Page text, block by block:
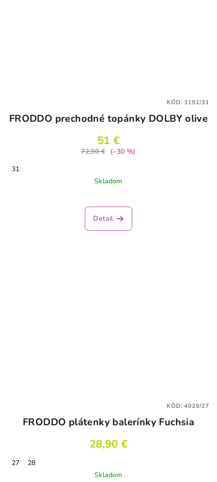
FRODDO prechodné topánky DOLBY olive
51 €
72,90 €
(–30 %)
31
Skladom
hodnotenie
produktu
Detail
KÓD:3192/31
FRODDO plátenky balerínky Fuchsia
28,90 €
27
28
Skladom
KÓD:4029/27